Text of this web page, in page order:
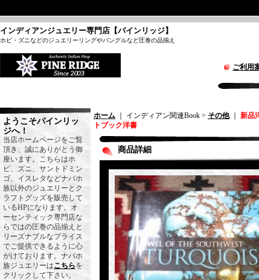
インディアンジュエリー専門店【パインリッジ】
ホピ・ズニなどのジュエリーリングやバングルなど圧巻の品揃え
ご利用
ようこそパインリッ
ジへ！
当店ホームページをご覧
頂き、誠にありがとう御
座います。こちらはホ
ピ、ズニ、サントドミン
ゴ、イスレタなどナバホ
族以外のジュエリーとク
ラフトグッズを販売して
いるHPになります。オ
ーセンティック専門店な
らではの圧巻の品揃えと
リーズナブルなプライス
でご提供できるように心
がけております。ナバホ
族ジュエリーはこちらを
クリックして下さい。
ホーム ｜ インディアン関連Book > その他｜ 新品
トブック洋書
商品詳細